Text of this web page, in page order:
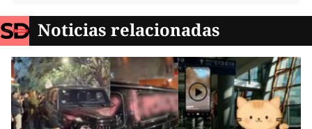
Noticias relacionadas